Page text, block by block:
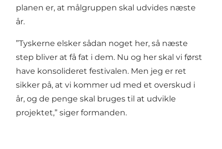
planen er, at målgruppen skal udvides næste
år.
”Tyskerne elsker sådan noget her, så næste
step bliver at få fat i dem. Nu og her skal vi først
have konsolideret festivalen. Men jeg er ret
sikker på, at vi kommer ud med et overskud i
år, og de penge skal bruges til at udvikle
projektet,” siger formanden.